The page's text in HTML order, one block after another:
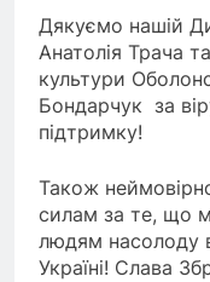
Дякуємо нашій
Анатолія Трача
культури
Бондарчук за
підтримку!
Також
силам за те, що
людям насолоду
Україні! Слава